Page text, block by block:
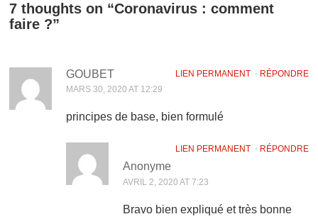
7 thoughts on “Coronavirus : comment
faire ?”
LIEN PERMANENT⋅ RÉPONDRE
GOUBET
MARS 30, 2020 AT 12:29
principes de base, bien formulé
LIEN PERMANENT⋅ RÉPONDRE
Anonyme
AVRIL 2, 2020 AT 7:23
Bravo bien expliqué et très bonne